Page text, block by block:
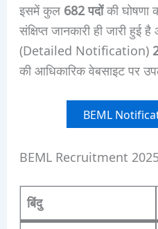
इसमें कुल 682 पदोंकी घोषणा
संक्षिप्त जानकारी ही जारी हुई
(Detailed Notification)
की आधिकारिक वेबसाइट पर
BEML
BEML Recruitment
बिंदु